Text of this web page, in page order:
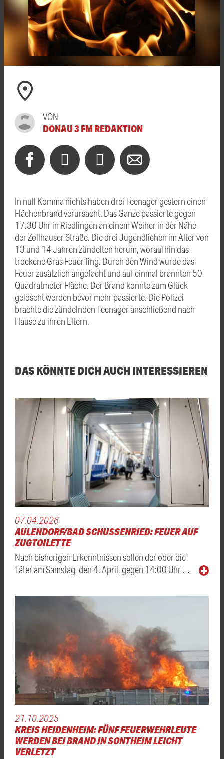
VON
DONAU 3 FM REDAKTION
In null Komma nichts haben drei Teenager gestern einen
Flächenbrand verursacht. Das Ganze passierte gegen
17.30 Uhr in Riedlingen an einem Weiher in der Nähe
der Zollhauser Straße. Die drei Jugendlichen im Alter von
13 und 14 Jahren zündelten herum, woraufhin das
trockene Gras Feuer fing. Durch den Wind wurde das
Feuer zusätzlich angefacht und auf einmal brannten 50
Quadratmeter Fläche. Der Brand konnte zum Glück
gelöscht werden bevor mehr passierte. Die Polizei
brachte die zündelnden Teenager anschließend nach
Hause zu ihren Eltern.
DAS KÖNNTE DICH AUCH INTERESSIEREN
07.04.2026
AULENDORF/BAD SCHUSSENRIED: FEUER AUF
ZUGTOILETTE
Nach bisherigen Erkenntnissen sollen der oder die
Täter am Samstag, den 4. April, gegen 14:00 Uhr …
21.10.2025
KREIS HEIDENHEIM: FÜNF FEUERWEHRLEUTE
WERDEN BEI BRAND IN SONTHEIM LEICHT
VERLETZT